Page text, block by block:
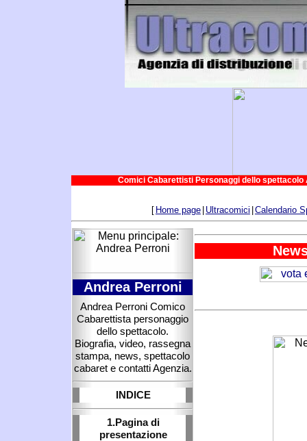
Comici Cabarettisti Personaggi dello spettacolo
[ Home page Ultracomici Calendario
Andrea Perroni
Andrea Perroni Comico
Cabarettista personaggio
dello spettacolo.
Biografia, video, rassegna
stampa, news, spettacolo
cabaret e contatti Agenzia.
INDICE
1.Pagina di
presentazione